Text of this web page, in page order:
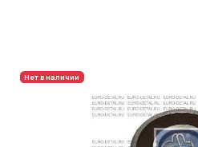
Нет в наличии